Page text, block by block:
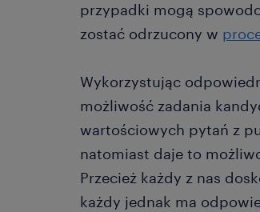
przypadki mogą
zostać odrzucony w
Wykorzystując
możliwość zadania
wartościowych pytań z
natomiast daje to
Przecież każdy z nas
każdy jednak ma